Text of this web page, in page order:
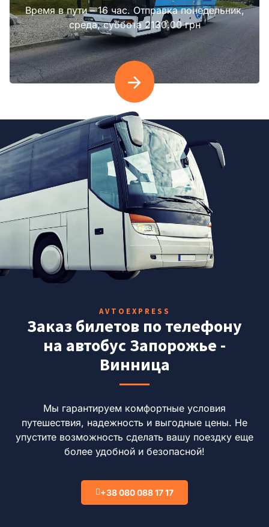
Время в пути – 16 час. Отправка понедельник,
среда, суббота 2130.00 грн
AVTOEXPRESS
Заказ билетов по телефону
на автобус Запорожье -
Винница
Мы гарантируем комфортные условия
путешествия, надежность и выгодные цены. Не
упустите возможность сделать вашу поездку еще
более удобной и безопасной!
+38 080 088 17 17